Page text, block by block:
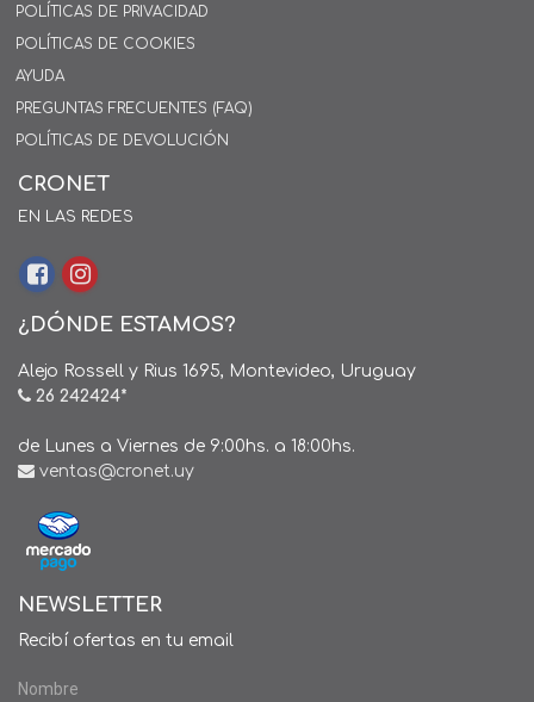
POLÍTICAS DE PRIVACIDAD
POLÍTICAS DE COOKIES
AYUDA
PREGUNTAS FRECUENTES (FAQ)
POLÍTICAS DE DEVOLUCIÓN
CRONET
EN LAS REDES
¿DÓNDE ESTAMOS?
Alejo Rossell y Rius 1695, Montevideo, Uruguay
26 242424*
de Lunes a Viernes de 9:00hs. a 18:00hs.
ventas@cronet.uy
NEWSLETTER
Recibí ofertas en tu email